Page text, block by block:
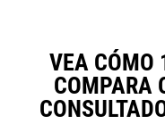
VEA CÓMO
COMPARA